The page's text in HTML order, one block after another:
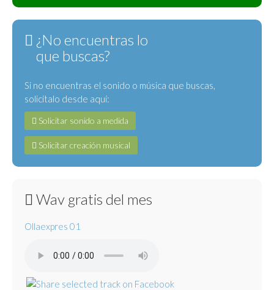
¿No encuentras lo
que buscas?
Si no encuentras el sonido o música que buscas,
solicítalo desde aquí:
Solicitar sonido a medida
Solicitar creación musical
Wav gratis del mes
Ollaexpres 01